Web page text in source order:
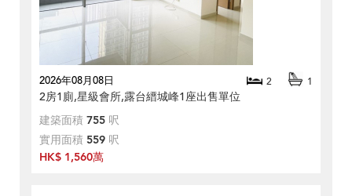
2026年08月08日 2 1
2房1廁,星級會所,露台縉城峰1座出售單位
建築面積 755 呎
實用面積 559 呎
HK$ 1,560萬